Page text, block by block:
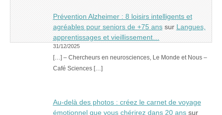
Prévention Alzheimer : 8 loisirs intelligents et
agréables pour seniors de +75 anssur Langues,
apprentissages et vieillissement…
31/12/2025
[…] – Chercheurs en neurosciences, Le Monde et Nous –
Café Sciences […]
Au-delà des photos : créez le carnet de voyage
émotionnel que vous chérirez dans 20 anssur